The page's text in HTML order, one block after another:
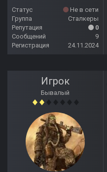
Статус
Не в сети
Группа
Сталкеры
Репутация
0
Сообщений
9
Регистрация
24.11.2024
Игрок
Бывалый